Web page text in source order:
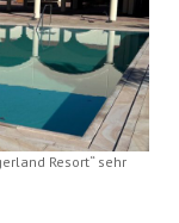
Resort“ sehr